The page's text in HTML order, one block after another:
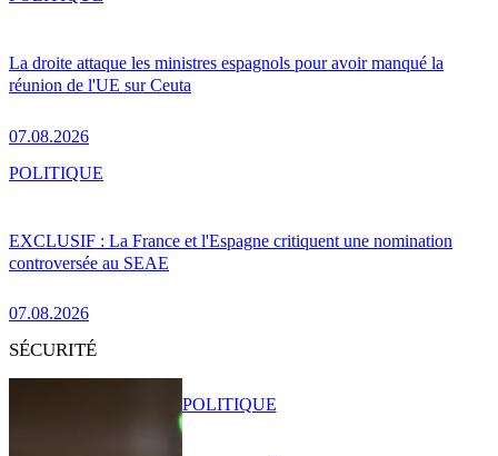
La droite attaque les ministres espagnols pour avoir manqué la
réunion de l'UE sur Ceuta
07.08.2026
EXCLUSIF : La France et l'Espagne critiquent une nomination
controversée au SEAE
07.08.2026
POLITIQUE
SÉCURITÉ
POLITIQUE